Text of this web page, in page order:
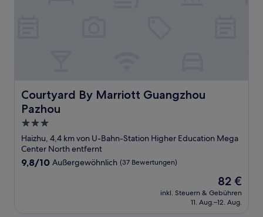
Courtyard By Marriott Guangzhou
Pazhou
Courtyard By Marriott Guangzhou Pazhou
3.0-
Sterne-
Unterkunft
Haizhu, 4,4 km von U-Bahn-Station Higher Education Mega
Center North entfernt
9.8
9,8/10 Außergewöhnlich (37 Bewertungen)
Der
Preis
beträgt
82 €
inkl. Steuern & Gebühren
11. Aug.–12. Aug.